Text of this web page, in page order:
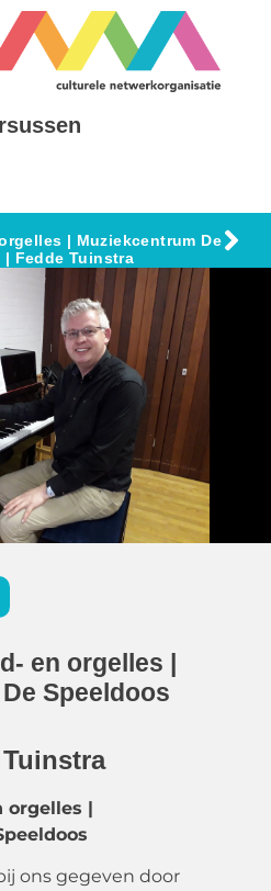
| Muziekcentrum De
| Fedde Tuinstra
en orgelles |
Speeldoos
orgelles |
ons gegeven door